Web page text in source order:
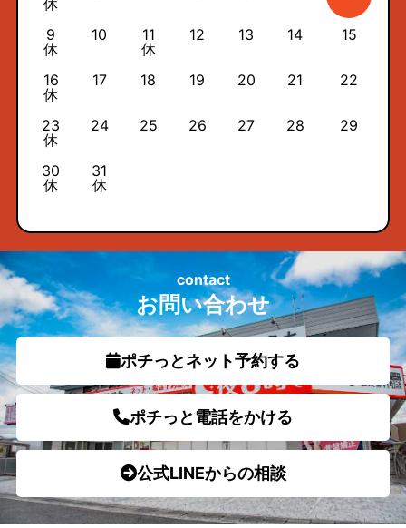
休
9
休
10
11
休
12 13 14 15
16
休
17 18 19 20 21 22
23
休
24 25 26 27 28 29
30
休
31
休
お問い合わせ
contact
ポチっとネット予約する
ポチっと電話をかける
公式LINEからの相談